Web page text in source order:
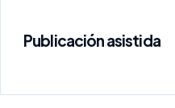
Publicación asistida